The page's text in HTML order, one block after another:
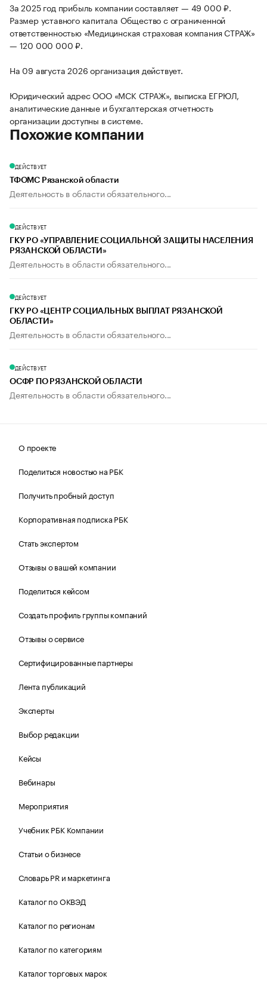
За 2025 год прибыль компании составляет — 49 000 ₽.
Размер уставного капитала Общество с ограниченной
ответственностью «Медицинская страховая компания СТРАЖ»
— 120 000 000 ₽.
На 09 августа 2026 организация действует.
Юридический адрес ООО «МСК СТРАЖ», выписка ЕГРЮЛ,
аналитические данные и бухгалтерская отчетность
организации доступны в системе.
Похожие компании
ДЕЙСТВУЕТ
ТФОМС Рязанской области
Деятельность в области обязательного...
ДЕЙСТВУЕТ
ГКУ РО «УПРАВЛЕНИЕ СОЦИАЛЬНОЙ ЗАЩИТЫ НАСЕЛЕНИЯ
РЯЗАНСКОЙ ОБЛАСТИ»
Деятельность в области обязательного...
ДЕЙСТВУЕТ
ГКУ РО «ЦЕНТР СОЦИАЛЬНЫХ ВЫПЛАТ РЯЗАНСКОЙ
ОБЛАСТИ»
Деятельность в области обязательного...
ДЕЙСТВУЕТ
ОСФР ПО РЯЗАНСКОЙ ОБЛАСТИ
Деятельность в области обязательного...
О проекте
Поделиться новостью на РБК
Получить пробный доступ
Корпоративная подписка РБК
Стать экспертом
Отзывы о вашей компании
Поделиться кейсом
Создать профиль группы компаний
Отзывы о сервисе
Сертифицированные партнеры
Лента публикаций
Эксперты
Выбор редакции
Кейсы
Вебинары
Мероприятия
Учебник РБК Компании
Статьи о бизнесе
Словарь PR и маркетинга
Каталог по ОКВЭД
Каталог по регионам
Каталог по категориям
Каталог торговых марок